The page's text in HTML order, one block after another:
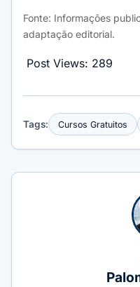
Fonte: Informações
adaptação editorial.
Post Views: 289
Tags: Cursos Gratuitos